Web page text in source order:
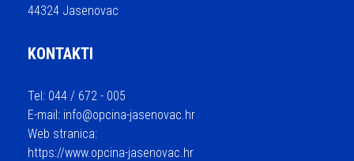
44324 Jasenovac
KONTAKTI
Tel: 044 / 672 - 005
E-mail: info@opcina-jasenovac.hr
Web stranica:
https://www.opcina-jasenovac.hr